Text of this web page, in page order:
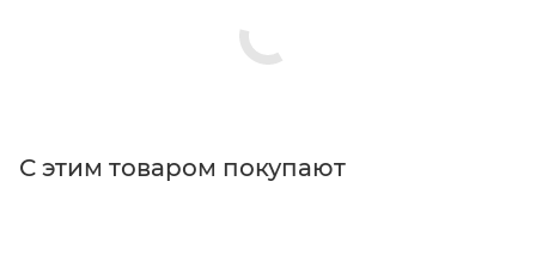
С этим товаром покупают